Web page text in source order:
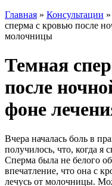
Главная » Консультации »
сперма с кровью после
молочницы
Темная
после
фоне
Вчера началась боль в
получилось, что, когда я
Сперма была не белого
впечатление, что она с
лечусь от молочницы.